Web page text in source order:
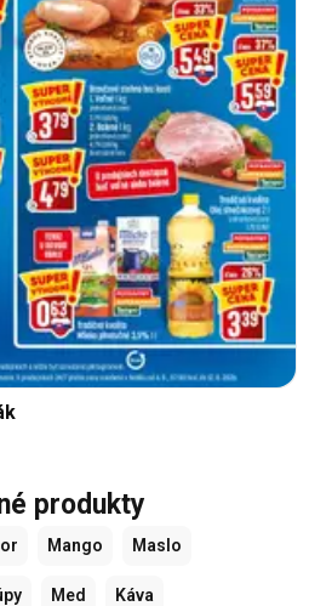
produkty
Mango Maslo
Med Káva